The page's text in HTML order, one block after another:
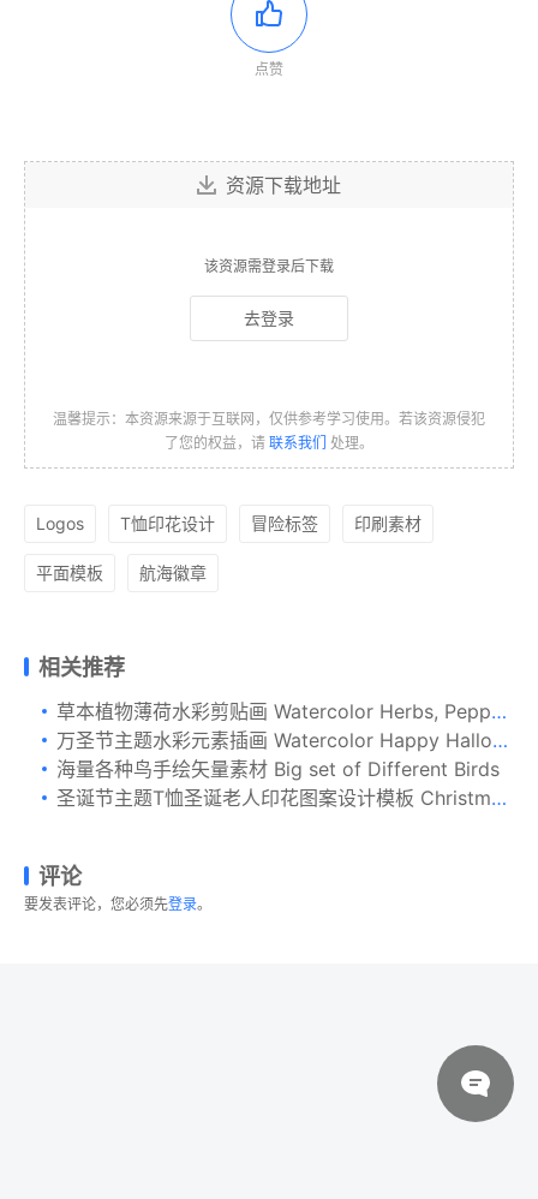
点赞
资源下载地址
该资源需登录后下载
去登录
温馨提示：本资源来源于互联网，仅供参考学习使用。若该资源侵犯
了您的权益，请 联系我们 处理。
Logos T恤印花设计 冒险标签 印刷素材
平面模板 航海徽章
相关推荐
草本植物薄荷水彩剪贴画 Watercolor Herbs, Peppermint
万圣节主题水彩元素插画 Watercolor Happy Halloween
海量各种鸟手绘矢量素材 Big set of Different Birds
圣诞节主题T恤圣诞老人印花图案设计模板 Christmas Santa Squad Sweater T-Shirt. Xmas Design
评论
要发表评论，您必须先登录。